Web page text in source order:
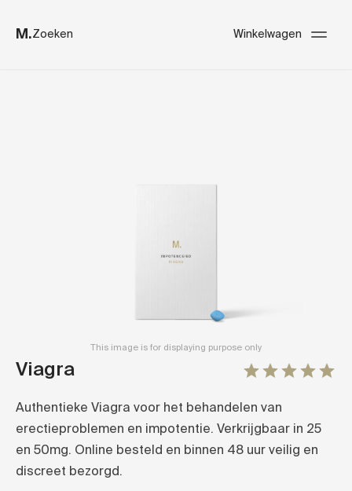
M.Zoeken Winkelwagen
This image is for displaying purpose only
Viagra
Authentieke Viagra voor het behandelen van
erectieproblemen en impotentie. Verkrijgbaar in 25
en 50mg. Online besteld en binnen 48 uur veilig en
discreet bezorgd.